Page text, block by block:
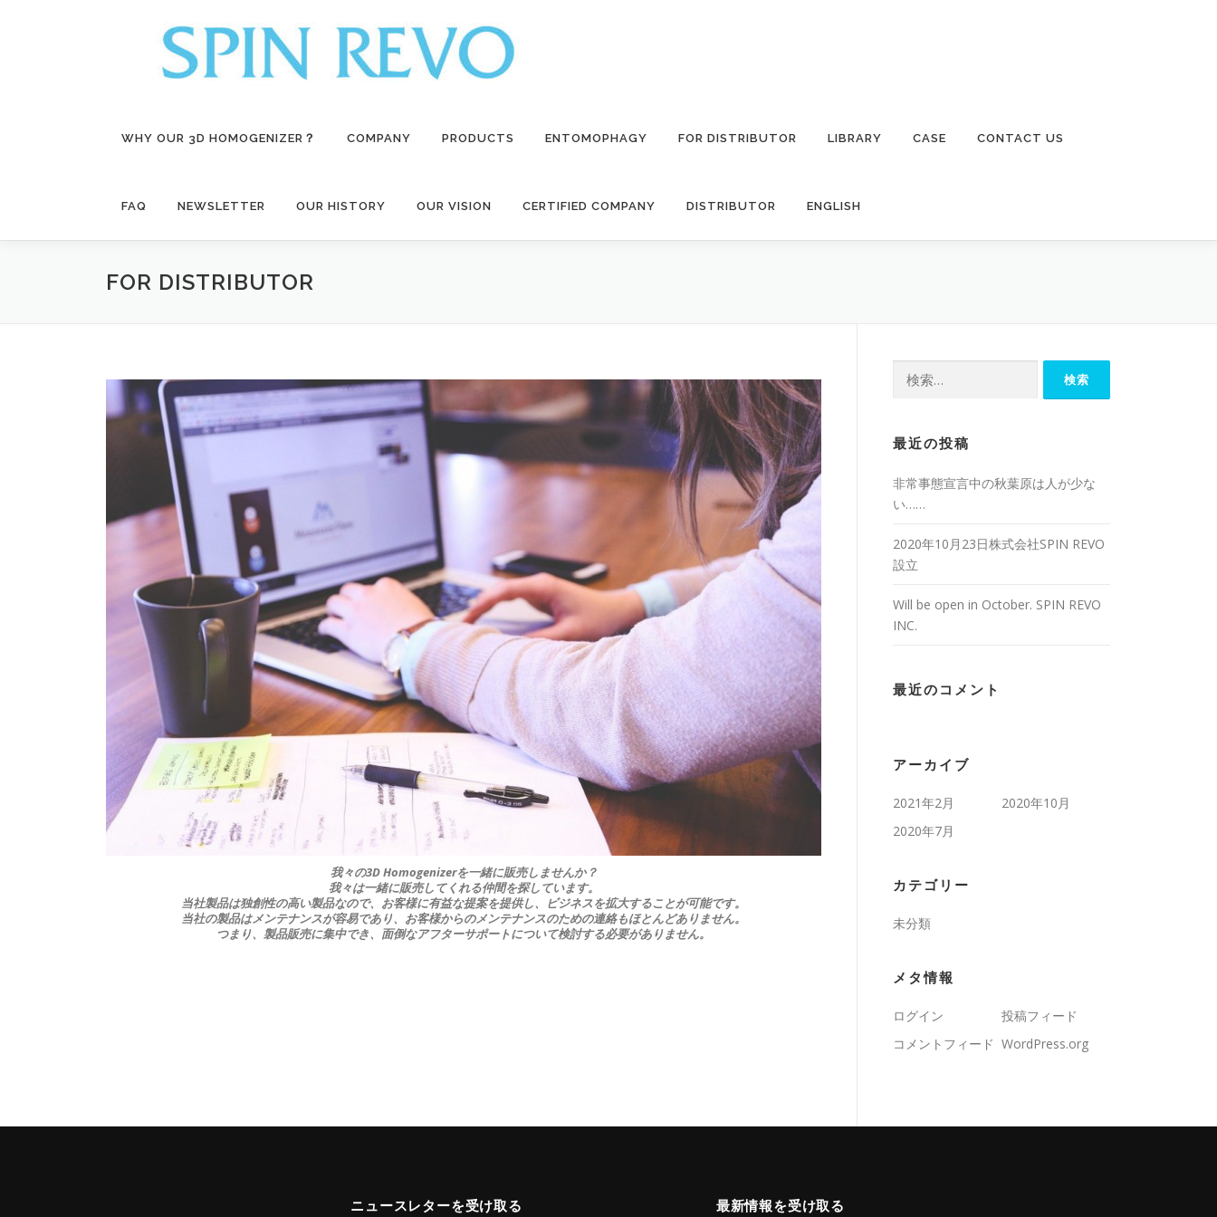
WHY OUR 3D HOMOGENIZER？ COMPANY PRODUCTS ENTOMOPHAGY FOR DISTRIBUTOR LIBRARY CASE CONTACT US
FAQ NEWSLETTER OUR HISTORY OUR VISION CERTIFIED COMPANY DISTRIBUTOR ENGLISH
FOR DISTRIBUTOR
我々の3D Homogenizerを一緒に販売しませんか？
我々は一緒に販売してくれる仲間を探しています。
当社製品は独創性の高い製品なので、お客様に有益な提案を提供し、ビジネスを拡大することが可能です。
当社の製品はメンテナンスが容易であり、お客様からのメンテナンスのための連絡もほとんどありません。
つまり、製品販売に集中でき、面倒なアフターサポートについて検討する必要がありません。
最近の投稿
非常事態宣言中の秋葉原は人が少な
い……
2020年10月23日株式会社SPIN REVO
設立
Will be open in October. SPIN REVO
INC.
最近のコメント
アーカイブ
2021年2月
2020年10月
2020年7月
カテゴリー
未分類
メタ情報
ログイン
投稿フィード
コメントフィード WordPress.org
ニュースレターを受け取る 最新情報を受け取る